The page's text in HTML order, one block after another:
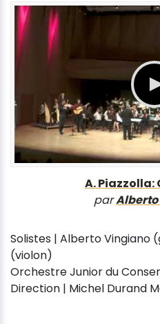
A. Piazzolla:
par
Solistes | Alberto Vingiano
(violon)
Orchestre Junior du
Direction | Michel Durand